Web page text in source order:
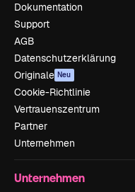
Dokumentation
Support
AGB
Datenschutzerklärung
Originale Neu
Cookie-Richtlinie
Vertrauenszentrum
Partner
Unternehmen
Unternehmen